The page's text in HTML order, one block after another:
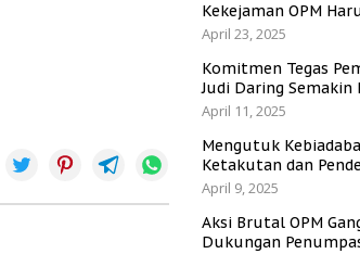
Kekejaman OPM
April 23, 2025
Komitmen Tegas
Judi Daring Semakin
April 11, 2025
Mengutuk
Ketakutan dan
April 9, 2025
Aksi Brutal OPM
Dukungan